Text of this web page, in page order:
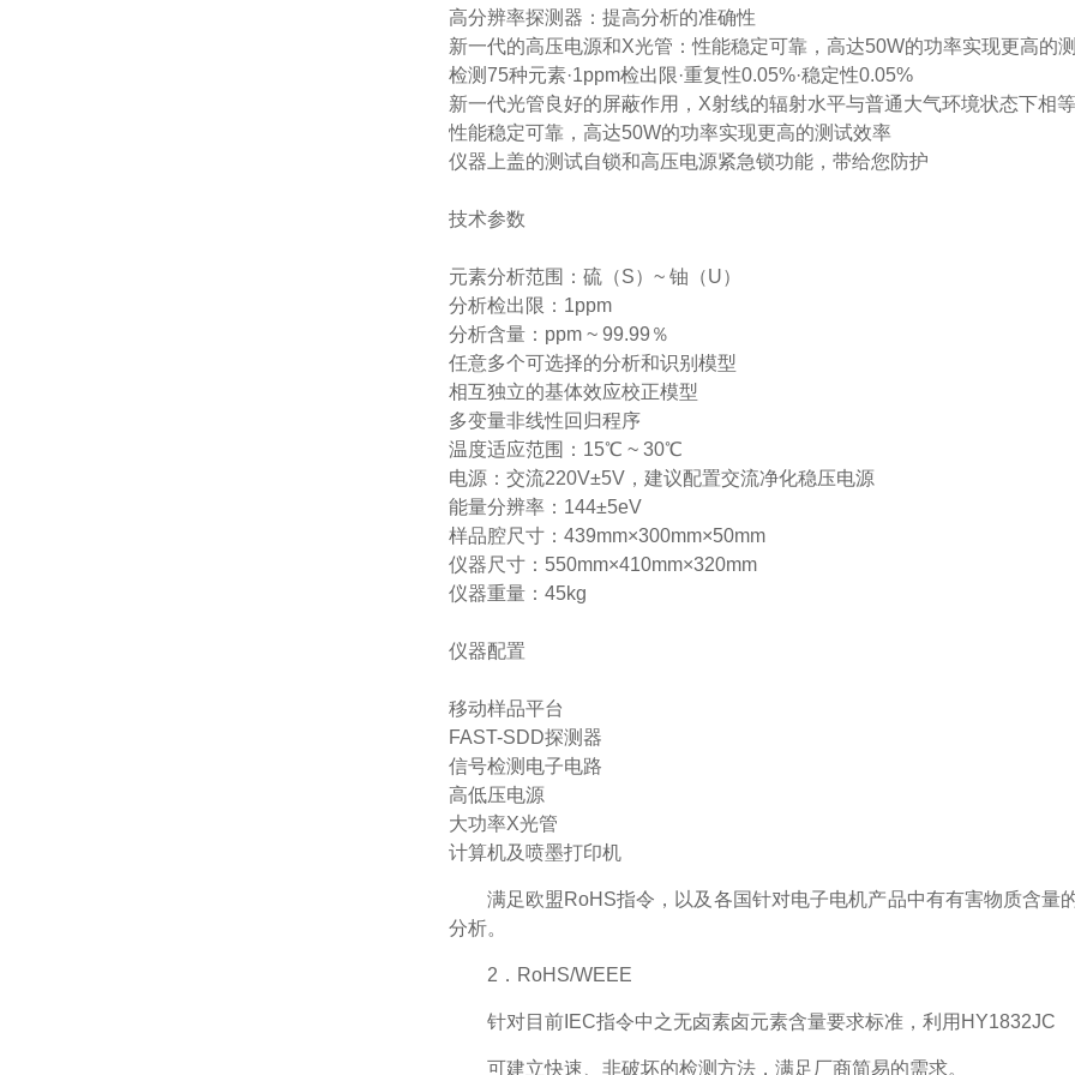
高分辨率探测器：提高分析的准确性
新一代的高压电源和X光管：性能稳定可靠，高达50W的功率实现更高的
检测75种元素·1ppm检出限·重复性0.05%·稳定性0.05%
新一代光管良好的屏蔽作用，X射线的辐射水平与普通大气环境状态下相等
性能稳定可靠，高达50W的功率实现更高的测试效率
仪器上盖的测试自锁和高压电源紧急锁功能，带给您防护
技术参数
元素分析范围：硫（S）~ 铀（U）
分析检出限：1ppm
分析含量：ppm ~ 99.99％
任意多个可选择的分析和识别模型
相互独立的基体效应校正模型
多变量非线性回归程序
温度适应范围：15℃ ~ 30℃
电源：交流220V±5V，建议配置交流净化稳压电源
能量分辨率：144±5eV
样品腔尺寸：439mm×300mm×50mm
仪器尺寸：550mm×410mm×320mm
仪器重量：45kg
仪器配置
移动样品平台
FAST-SDD探测器
信号检测电子电路
高低压电源
大功率X光管
计算机及喷墨打印机
满足欧盟RoHS指令，以及各国针对电子电机产品中有有害物质含
分析。
2．RoHS/WEEE
针对目前IEC指令中之无卤素卤元素含量要求标准，利用HY1832JC
可建立快速、非破坏的检测方法，满足厂商简易的需求。